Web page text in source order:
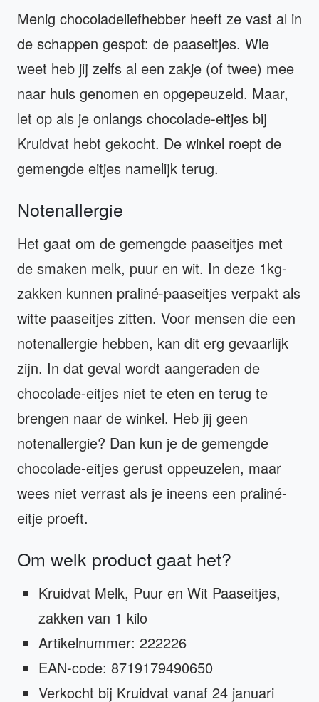
Menig chocoladeliefhebber heeft ze vast al in
de schappen gespot: de paaseitjes. Wie
weet heb jij zelfs al een zakje (of twee) mee
naar huis genomen en opgepeuzeld. Maar,
let op als je onlangs chocolade-eitjes bij
Kruidvat hebt gekocht. De winkel roept de
gemengde eitjes namelijk terug.
Notenallergie
Het gaat om de gemengde paaseitjes met
de smaken melk, puur en wit. In deze 1kg-
zakken kunnen praliné-paaseitjes verpakt als
witte paaseitjes zitten. Voor mensen die een
notenallergie hebben, kan dit erg gevaarlijk
zijn. In dat geval wordt aangeraden de
chocolade-eitjes niet te eten en terug te
brengen naar de winkel. Heb jij geen
notenallergie? Dan kun je de gemengde
chocolade-eitjes gerust oppeuzelen, maar
wees niet verrast als je ineens een praliné-
eitje proeft.
Om welk product gaat het?
Kruidvat Melk, Puur en Wit Paaseitjes,
zakken van 1 kilo
Artikelnummer: 222226
EAN-code: 8719179490650
Verkocht bij Kruidvat vanaf 24 januari